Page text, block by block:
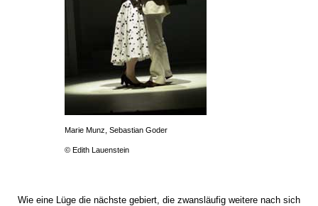
Marie Munz, Sebastian Goder
© Edith Lauenstein
Wie eine Lüge die nächste gebiert, die zwansläufig weitere nach sich